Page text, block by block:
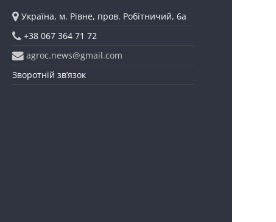
Україна, м. Рівне, пров. Робітничий, 6а
+38 067 364 71 72
agroc.news@gmail.com
Зворотній зв’язок